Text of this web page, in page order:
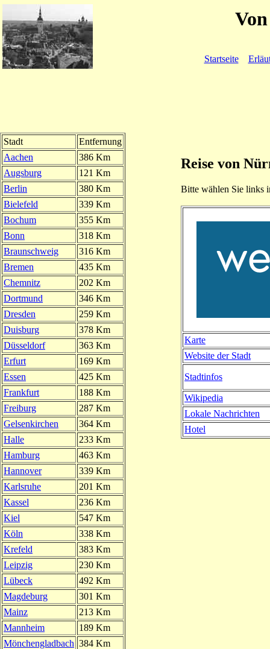
Startseite
Stadt
Entfernung
Aachen
386 Km
Augsburg
121 Km
Berlin
380 Km
Bielefeld
339 Km
Bochum
355 Km
Bonn
318 Km
Braunschweig
316 Km
Bremen
435 Km
Chemnitz
202 Km
Dortmund
346 Km
Dresden
259 Km
Duisburg
378 Km
Düsseldorf
363 Km
Erfurt
169 Km
Essen
425 Km
Frankfurt
188 Km
Freiburg
287 Km
Gelsenkirchen
364 Km
Halle
233 Km
Hamburg
463 Km
Hannover
339 Km
Karlsruhe
201 Km
Kassel
236 Km
Kiel
547 Km
Köln
338 Km
Krefeld
383 Km
Leipzig
230 Km
Lübeck
492 Km
Magdeburg
301 Km
Mainz
213 Km
Mannheim
189 Km
Mönchengladbach 384 Km
Reise von
Bitte wählen Sie links
Karte
Website der Stadt
Stadtinfos
Wikipedia
Lokale Nachrichten
Hotel